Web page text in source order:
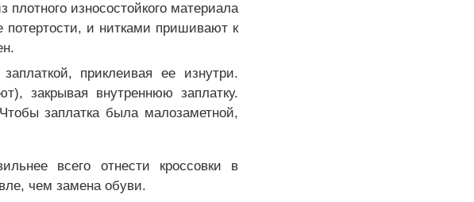
износостойкого материала
потертости, и нитками пришивают к
приклеивая ее изнутри.
закрывая внутреннюю заплатку.
заплатка была малозаметной,
всего отнести кроссовки в
чем замена обуви.